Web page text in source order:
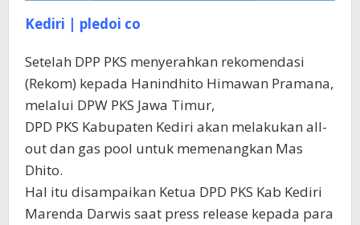
Kediri | pledoi co
Setelah DPP PKS menyerahkan rekomendasi
(Rekom) kepada Hanindhito Himawan Pramana,
melalui DPW PKS Jawa Timur,
DPD PKS Kabupaten Kediri akan melakukan all-
out dan gas pool untuk memenangkan Mas
Dhito.
Hal itu disampaikan Ketua DPD PKS Kab Kediri
Marenda Darwis saat press release kepada para